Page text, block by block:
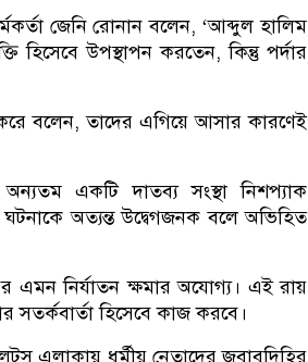
জেনি রোনান বলেন, ‘আব্দুল হালিম
হিসেবে উপস্থাপন করতেন, কিন্তু পর্দার
বলেন, তাদের এগিয়ে আসার কারণেই
একটি দাতব্য সংস্থা নিশপ্যাক
অত্যন্ত উদ্বেগজনক বলে অভিহিত
এমন নির্যাতন ক্ষমার অযোগ্য। এই রায়
হিসেবে কাজ করবে।
এলাকায় ধর্মীয় নেতাদের জবাবদিহির